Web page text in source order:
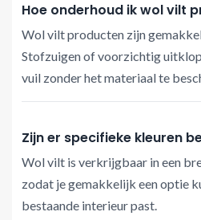
Hoe onderhoud ik wol vilt
Wol vilt producten zijn
Stofzuigen of voorzichtig
vuil zonder het materiaal te
Zijn er specifieke kleuren
Wol vilt is verkrijgbaar in een
zodat je gemakkelijk een optie
bestaande interieur past.